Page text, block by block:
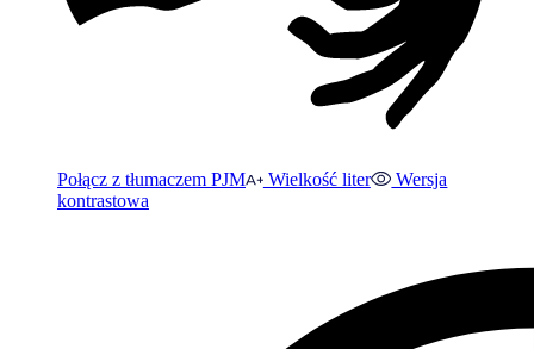
Połącz z tłumaczem PJM Wielkość liter
Wersja
kontrastowa